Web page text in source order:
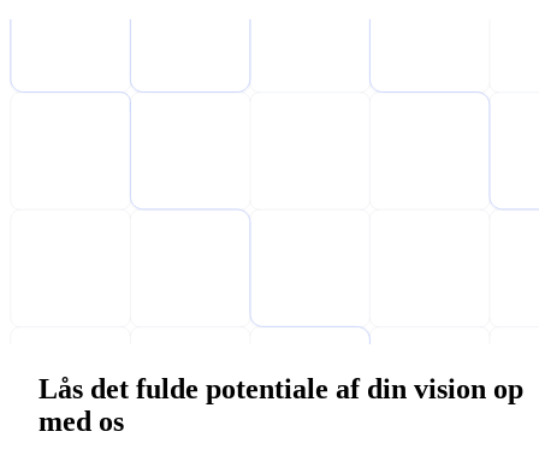
Lås det fulde potentiale af din vision op
med os